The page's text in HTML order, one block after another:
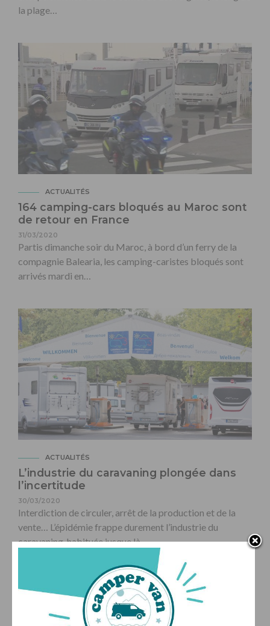
la plage…
ACTUALITÉS
164 camping-cars bloqués au Maroc sont
de retour en France
31/03/2020
Partis dimanche soir du Maroc, à bord d’un ferry de la
compagnie Balearia, les camping-caristes bloqués sont
arrivés mardi en…
ACTUALITÉS
L’industrie du caravaning plongée dans
l’incertitude
30/03/2020
Interdiction de circuler, arrêt de la production et de la
vente… L’épidémie frappe durement l’industrie du
caravaning, habituée jusque là…